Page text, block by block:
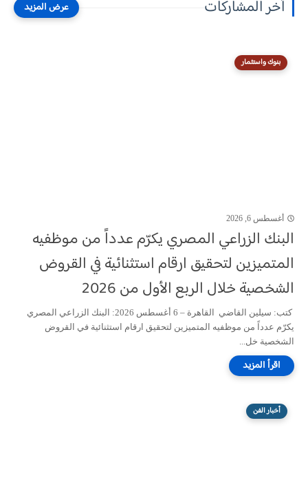
آخر المشاركات
بنوك واستثمار
أغسطس 6, 2026
البنك الزراعي المصري يكرّم عدداً من موظفيه
المتميزين لتحقيق ارقام استثنائية في القروض
الشخصية خلال الربع الأول من 2026
كتب: سيلين القاضي القاهرة – 6 أغسطس 2026: البنك الزراعي المصري
يكرّم عدداً من موظفيه المتميزين لتحقيق ارقام استثنائية في القروض
الشخصية خل...
أخبار الفن